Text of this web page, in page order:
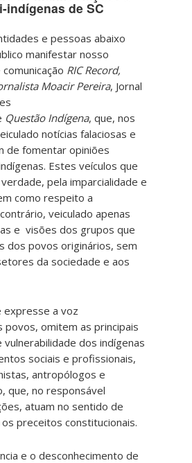
indígenas de SC
e pessoas abaixo
manifestar nosso
RIC Record,
Moacir Pereira, Jornal
Questão Indígena, que, nos
notícias falaciosas e
de fomentar opiniões
Estes veículos que
pela imparcialidade e
como respeito a
veiculado apenas
e visões dos grupos que
dos povos originários, sem
da sociedade e aos
expresse a voz
povos, omitem as principais
dos indígenas
sociais e profissionais,
antropólogos e
que, no responsável
atuam no sentido de
preceitos constitucionais.
e o desconhecimento de